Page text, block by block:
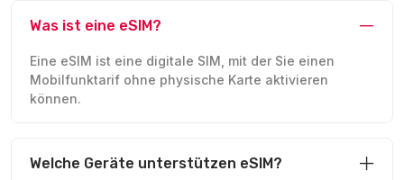
Was ist eine eSIM?
Eine eSIM ist eine digitale SIM, mit der Sie einen
Mobilfunktarif ohne physische Karte aktivieren
können.
Welche Geräte unterstützen eSIM?